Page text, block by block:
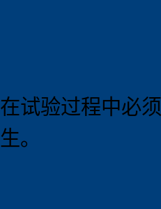
在试验过程中必
生。